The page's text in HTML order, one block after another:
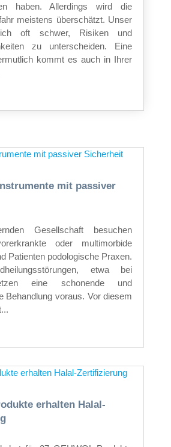
haben. Allerdings wird die
meistens überschätzt. Unser
oft schwer, Risiken und
zu unterscheiden. Eine
kommt es auch in Ihrer
mit passiver
Gesellschaft besuchen
oder multimorbide
Patienten podologische Praxen.
etwa bei
eine schonende und
Behandlung voraus. Vor diesem
erhalten Halal-